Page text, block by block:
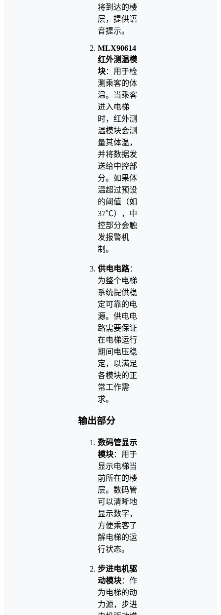
将到达的楼
层，提供语
音提示。
MLX90614
红外测温模
块：用于检
测乘客的体
温。当乘客
进入电梯
时，红外测
温模块会测
量其体温，
并将数据发
送给中控部
分。如果体
温超过预设
的阈值（如
37℃），中
控部分会触
发报警机
制。
供电电路：
为整个电梯
系统提供稳
定可靠的电
源。供电电
路需要保证
在电梯运行
期间电压稳
定，以满足
各模块的正
常工作需
求。
输出部分
数码管显示
模块：用于
显示电梯当
前所在的楼
层。数码管
可以清晰地
显示数字，
方便乘客了
解电梯的运
行状态。
步进电机驱
动模块：作
为电梯的动
力源，步进